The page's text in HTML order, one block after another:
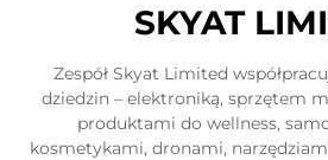
Wideo I Zastosowanie
SKYAT
Zespół Skyat Limited
dziedzin – elektroniką, sprzętem
produktami do wellness,
kosmetykami, dronami,